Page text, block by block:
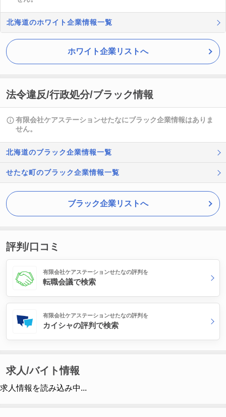
北海道のホワイト企業情報一覧
ホワイト企業リストへ
法令違反/行政処分/ブラック情報
有限会社ケアステーションせたなにブラック企業情報はありま
せん。
北海道のブラック企業情報一覧
せたな町のブラック企業情報一覧
ブラック企業リストへ
評判/口コミ
有限会社ケアステーションせたなの評判を
転職会議で検索
有限会社ケアステーションせたなの評判を
カイシャの評判で検索
求人/バイト情報
求人情報を読み込み中...